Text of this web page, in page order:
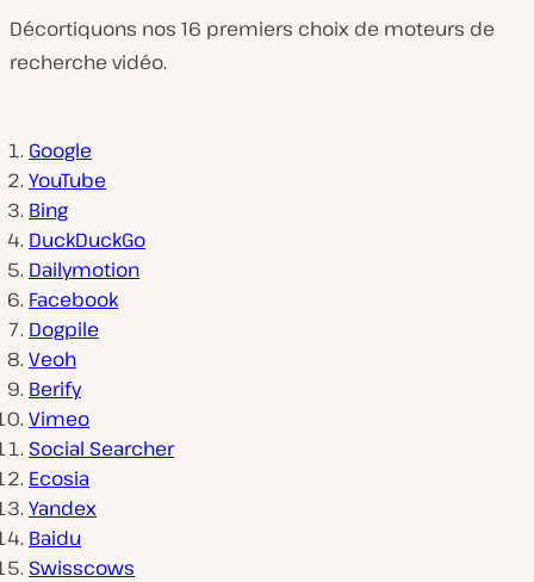
r
Décortiquons nos 16 premiers choix de moteurs de
recherche vidéo.
Google
YouTube
Bing
DuckDuckGo
Dailymotion
Facebook
Dogpile
Veoh
Berify
Vimeo
Social Searcher
Ecosia
Yandex
Baidu
Swisscows